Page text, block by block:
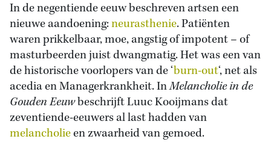
In de negentiende eeuw beschreven artsen een
nieuwe aandoening:neurasthenie. Patiënten
waren prikkelbaar, moe, angstig of impotent – of
masturbeerden juist dwangmatig. Het was een van
de historische voorlopers van de ‘burn-out‘, net als
acedia en Managerkrankheit. InMelancholie in de
Gouden Eeuwbeschrijft Luuc Kooijmans dat
zeventiende-eeuwers al last hadden van
melancholieen zwaarheid van gemoed.